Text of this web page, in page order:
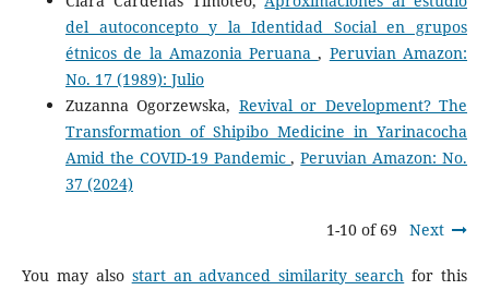
del autoconcepto y la Identidad Social en grupos
étnicos de la Amazonia Peruana, Peruvian Amazon:
No. 17 (1989): Julio
Zuzanna Ogorzewska, Revival or Development? The
Transformation of Shipibo Medicine in Yarinacocha
Amid the COVID-19 Pandemic,Peruvian Amazon: No.
37 (2024)
1-10 of 69 Next
You may also start an advanced similarity search for this